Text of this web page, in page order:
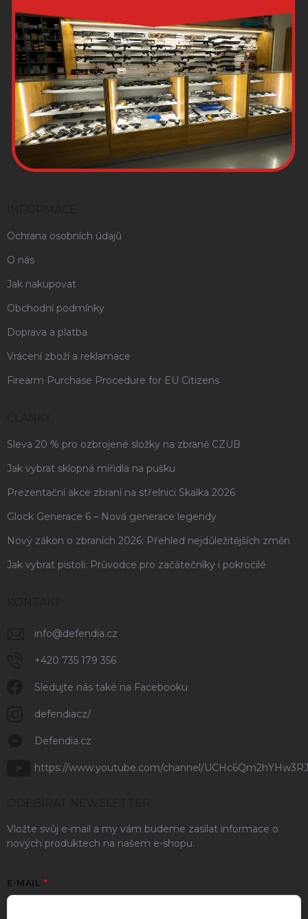
Ochrana osobních údajů
O nás
Jak nakupovat
Obchodní podmínky
Doprava a platba
Vrácení zboží a reklamace
Firearm Purchase Procedure for EU Citizens
Sleva 20 % pro ozbrojené složky na zbraně CZUB
Jak vybrat sklopná mířidla na pušku
Prezentační akce zbraní na střelnici Skalka 2026
Glock Generace 6 – Nová generace legendy
Nový zákon o zbraních 2026: Přehled nejdůležitějších změn
Jak vybrat pistoli: Průvodce pro začátečníky i pokročilé
info@defendia.cz
+420 735 179 356
Sledujte nás také na Facebooku
defendiacz/
Defendia.cz
https://www.youtube.com/channel/
Vložte svůj e-mail a my vám budeme zasílat informace o
nových produktech na našem e-shopu.
E-MAIL